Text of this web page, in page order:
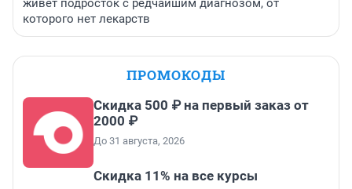
живет подросток с редчайшим диагнозом, от
которого нет лекарств
ПРОМОКОДЫ
Скидка 500 ₽ на первый заказ от
2000 ₽
До 31 августа, 2026
Скидка 11% на все курсы